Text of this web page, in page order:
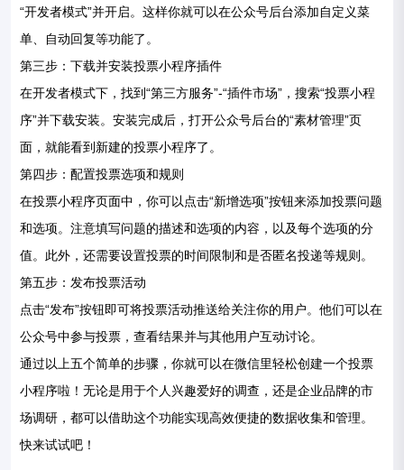
“开发者模式”并开启。这样你就可以在公众号后台添加自定义菜
单、自动回复等功能了。
第三步：下载并安装投票小程序插件
在开发者模式下，找到“第三方服务”-“插件市场”，搜索“投票小程
序”并下载安装。安装完成后，打开公众号后台的“素材管理”页
面，就能看到新建的投票小程序了。
第四步：配置投票选项和规则
在投票小程序页面中，你可以点击“新增选项”按钮来添加投票问题
和选项。注意填写问题的描述和选项的内容，以及每个选项的分
值。此外，还需要设置投票的时间限制和是否匿名投递等规则。
第五步：发布投票活动
点击“发布”按钮即可将投票活动推送给关注你的用户。他们可以在
公众号中参与投票，查看结果并与其他用户互动讨论。
通过以上五个简单的步骤，你就可以在微信里轻松创建一个投票
小程序啦！无论是用于个人兴趣爱好的调查，还是企业品牌的市
场调研，都可以借助这个功能实现高效便捷的数据收集和管理。
快来试试吧！